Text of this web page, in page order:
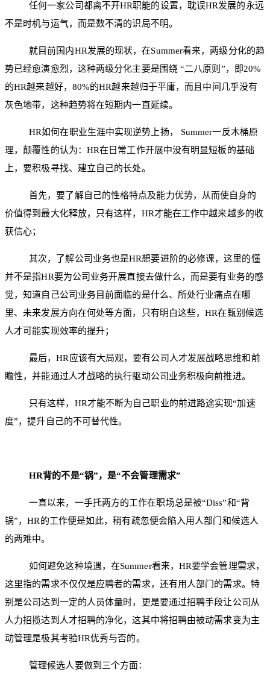
任何一家公司都离不开HR职能的设置，耽误HR发展的永远
不是时机与运气，而是数不清的识局不明。
就目前国内HR发展的现状，在Summer看来，两级分化的趋
势已经愈演愈烈，这种两级分化主要是围绕 “二八原则”，即20%
的HR越来越好，80%的HR越来越归于平庸，而且中间几乎没有
灰色地带，这种趋势将在短期内一直延续。
HR如何在职业生涯中实现逆势上扬， Summer一反木桶原
理，颠覆性的认为：HR在日常工作开展中没有明显短板的基础
上，要积极寻找、建立自己的长处。
首先，要了解自己的性格特点及能力优势，从而使自身的
价值得到最大化释放，只有这样，HR才能在工作中越来越多的收
获信心；
其次，了解公司业务也是HR想要进阶的必修课，这里的懂
并不是指HR要为公司业务开展直接去做什么，而是要有业务的感
觉，知道自己公司业务目前面临的是什么、所处行业痛点在哪
里、未来发展方向在何处等方面，只有明白这些，HR在甄别候选
人才可能实现效率的提升；
最后，HR应该有大局观，要有公司人才发展战略思维和前
瞻性，并能通过人才战略的执行驱动公司业务积极向前推进。
只有这样，HR才能不断为自己职业的前进路途实现“加速
度”，提升自己的不可替代性。
HR背的不是“锅”，是“不会管理需求”
一直以来，一手托两方的工作在职场总是被“Diss”和“背
锅”，HR的工作便是如此，稍有疏忽便会陷入用人部门和候选人
的两难中。
如何避免这种境遇，在Summer看来，HR要学会管理需求，
这里指的需求不仅仅是应聘者的需求，还有用人部门的需求。特
别是公司达到一定的人员体量时，更是要通过招聘手段让公司从
人力招揽达到人才招聘的净化，这其中将招聘由被动需求变为主
动管理是极其考验HR优秀与否的。
管理候选人要做到三个方面：